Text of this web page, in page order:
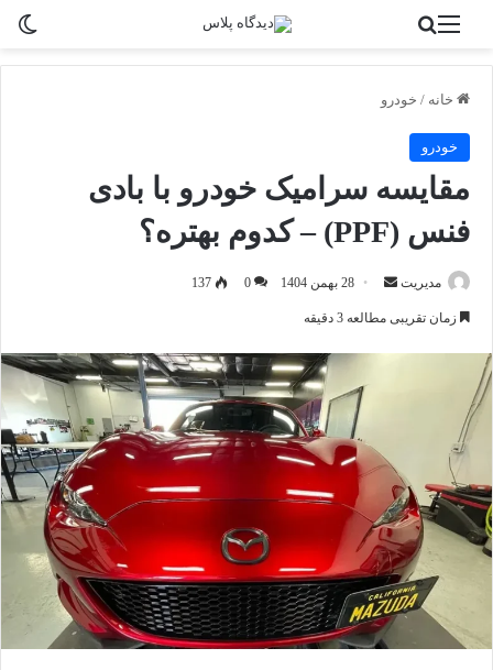
منو
خانه / خودرو
خودرو
مقایسه سرامیک خودرو با بادی
فنس (PPF) – کدوم بهتره؟
مدیریت
ارسال28 بهمن 1404 0
137
زمان تقریبی مطالعه 3 دقیقه